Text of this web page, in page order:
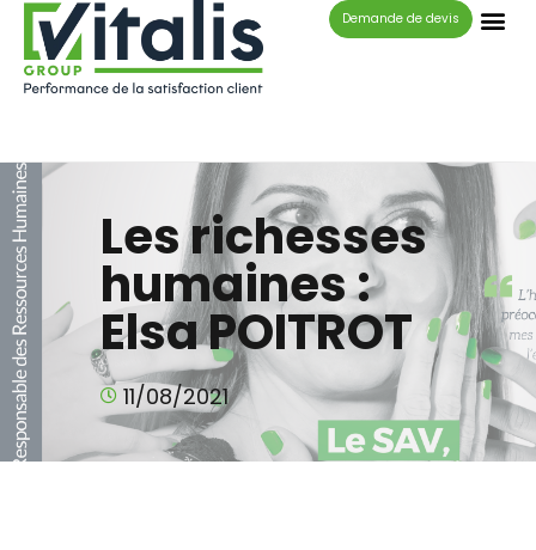
Panneau de gestion des cookies Demande de devis
Les richesses
humaines :
Elsa POITROT
11/08/2021